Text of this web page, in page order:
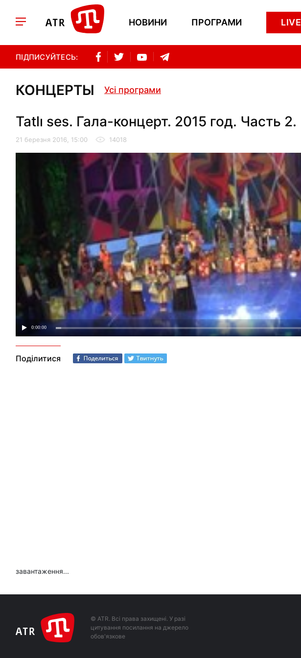
НОВИНИ ПРОГРАМИ LIVE
ПІДПИСУЙТЕСЬ:
КОНЦЕРТЫ Усі програми
Tatlı ses. Гала-концерт. 2015 год. Часть 2.
21 березня 2016, 15:00 14018
Поділитися
завантаження...
© ATR. Всі права захищені. У разі
цитування посилання на джерело
обов'язкове